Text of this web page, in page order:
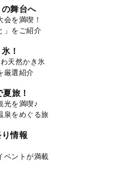
舞台へ
を満喫！
」をご紹介
！
天然かき氷
厳選紹介
旅！
光を満喫♪
泉をめぐる旅
り情報
ベントが満載